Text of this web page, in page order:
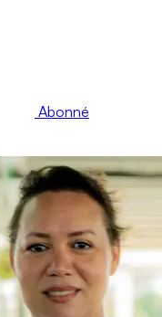
Abonné